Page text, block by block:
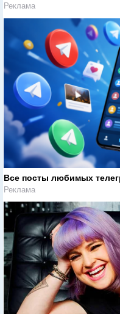
Реклама
Все посты любимых
Реклама